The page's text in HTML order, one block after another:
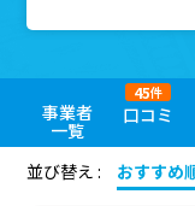
事業者
一覧
口コミ
45件
並び替え :
おすすめ